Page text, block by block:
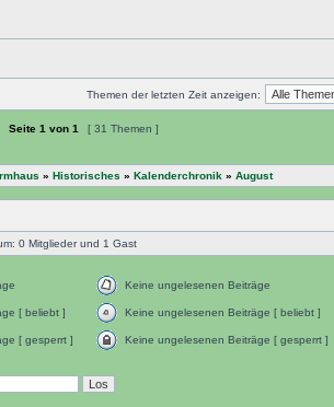
Themen der letzten Zeit anzeigen:
Seite 1 von 1 [ 31 Themen ]
» Historisches » Kalenderchronik » August
0 Mitglieder und 1 Gast
Keine ungelesenen Beiträge
[ beliebt ] Keine ungelesenen Beiträge [ beliebt ]
[ gesperrt ] Keine ungelesenen Beiträge [ gesperrt ]